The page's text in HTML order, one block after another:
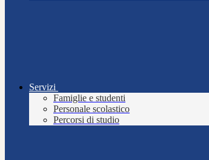
Servizi
Famiglie e studenti
Personale scolastico
Percorsi di studio